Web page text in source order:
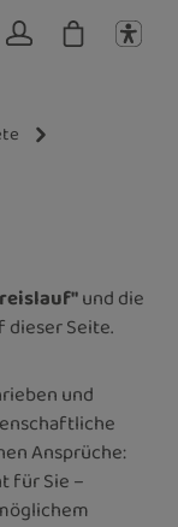
und die
dieser Seite.
und
Ansprüche:
für Sie –